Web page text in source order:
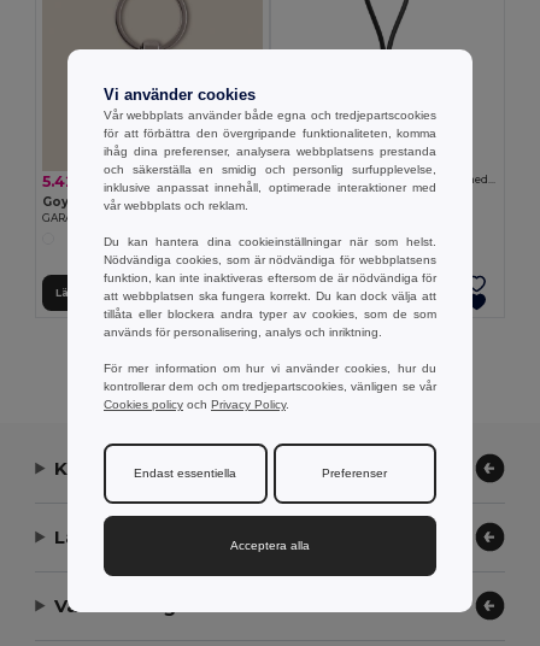
5.42 kr
Goya 37539
GARAGE KEYRING
Lägg till i Varukorgen
3.51 kr
Goya 36034
Lägg till i Varukorgen
Kontakta oss
Låt oss hjälpa
Vårt företag
Vi använder cookies
Vår webbplats använder både egna och tredjepartscookies
för att förbättra den övergripande funktionaliteten, komma
ihåg dina preferenser, analysera webbplatsens prestanda
och säkerställa en smidig och personlig surfupplevelse,
inklusive anpassat innehåll, optimerade interaktioner med
vår webbplats och reklam.
Du kan hantera dina cookieinställningar när som helst.
Nödvändiga cookies, som är nödvändiga för webbplatsens
funktion, kan inte inaktiveras eftersom de är nödvändiga för
att webbplatsen ska fungera korrekt. Du kan dock välja att
tillåta eller blockera andra typer av cookies, som de som
används för personalisering, analys och inriktning.
För mer information om hur vi använder cookies, hur du
kontrollerar dem och om tredjepartscookies, vänligen se vår
Cookies policy och Privacy Policy.
Endast essentiella Preferenser
Acceptera alla